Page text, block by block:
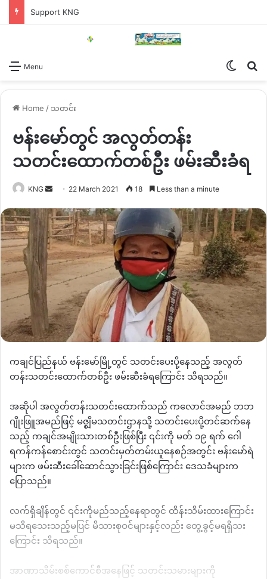
Support KNG
Menu
Home / သတင်း
ဗန်းမော်တွင် အလွတ်တန်း
သတင်းထောက်တစ်ဦး ဖမ်းဆီးခံရ
KNG
Send
email
22 March 2021 18 Less than a minute
ကချင်ပြည်နယ် ဗန်းမော်မြို့တွင် သတင်းပေးပို့နေသည့် အလွတ်
တန်းသတင်းထောက်တစ်ဦး ဖမ်းဆီးခံရကြောင်း သိရသည်။
အဆိုပါ အလွတ်တန်းသတင်းထောက်သည် ကလောင်အမည် ဘဘ
ဂျိုးဖြူအမည်ဖြင့် မဇ္စျိမသတင်းဌာနသို့ သတင်းပေးပို့တင်ဆက်နေ
သည့် ကချင်အမျိုးသားတစ်ဦးဖြစ်ပြီး ၎င်းကို မတ် ၁၉ ရက် ဂေါ
ရကန်ကန်စောင်းတွင် သတင်းမှတ်တမ်းယူနေစဉ်အတွင်း ဗန်းမော်ရဲ
များက ဖမ်းဆီးခေါ်ဆောင်သွားခြင်းဖြစ်ကြောင်း ဒေသခံများက
ပြောသည်။
လက်ရှိချိန်တွင် ၎င်းကိုမည်သည့်နေရာတွင် ထိန်းသိမ်းထားကြောင်း
မသိရသေးသည့်မပြင် မိသားစုဝင်များနှင့်လည်း တွေ့ခွင့်မရရှိသး
ကြောင်း သိရသည်။
အာဏာသိမ်းစစ်ကောင်စီအနေဖြင့် သတင်းသမားများကို